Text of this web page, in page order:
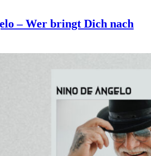
– Wer bringt Dich nach